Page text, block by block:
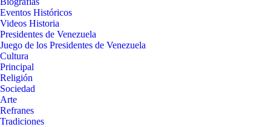
Eventos Históricos
Videos Historia
Presidentes de Venezuela
Juego de los Presidentes de Venezuela
Cultura
Principal
Religión
Sociedad
Arte
Refranes
Tradiciones